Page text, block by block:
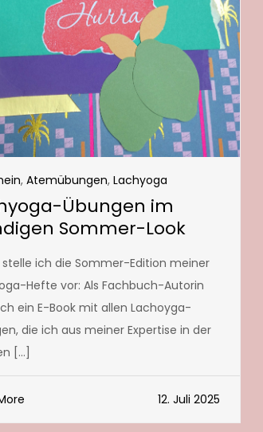
, Atemübungen, Lachyoga
Übungen im
Sommer-Look
ich die Sommer-Edition meiner
Hefte vor: Als Fachbuch-Autorin
ein E-Book mit allen Lachoyga-
die ich aus meiner Expertise in der
[…]
12. Juli 2025